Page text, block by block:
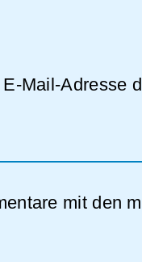
Mail-Adresse
mit den